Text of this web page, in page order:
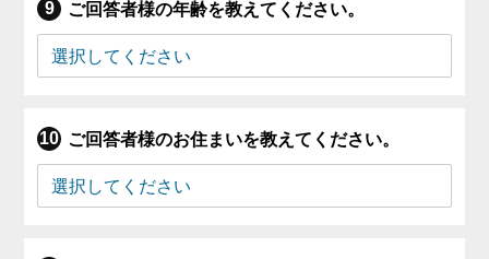
ご回答者様の年齢を教えてください。
ご回答者様のお住まいを教えてください。